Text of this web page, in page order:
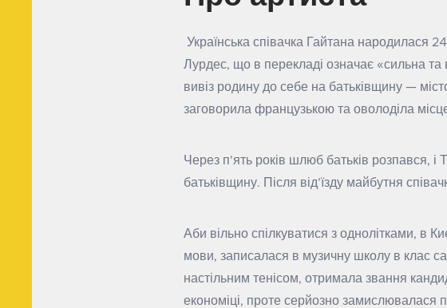
Українська співачка Гайтана народилася
Лурдес, що в перекладі означає «сильна
вивіз родину до себе на батьківщину —
заговорила французькою та оволоділа
Через п’ять років шлюб батьків розпався,
батьківщину. Після від’їзду майбутня
Аби вільно спілкуватися з однолітками, в
мови, записалася в музичну школу в клас
настільним тенісом, отримала звання
економіці, проте серйозно замислювалася